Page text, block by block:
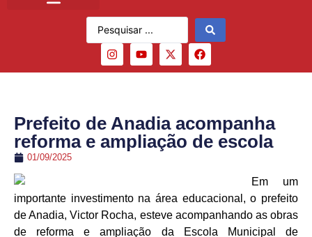
Prefeito de Anadia acompanha
reforma e ampliação de escola
01/09/2025
Em um
importante investimento na área educacional, o prefeito
de Anadia, Victor Rocha, esteve acompanhando as obras
de reforma e ampliação da Escola Municipal de